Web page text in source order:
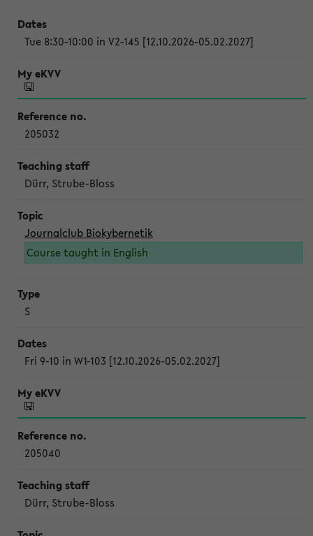
Tue 8:30-10:00 in V2-145 [12.10.2026-05.02.2027]
205032
Dürr, Strube-Bloss
Journalclub Biokybernetik
Course taught in English
S
Fri 9-10 in W1-103 [12.10.2026-05.02.2027]
205040
Dürr, Strube-Bloss